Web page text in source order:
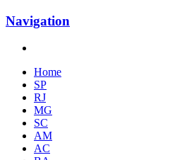
Navigation
Home
SP
RJ
MG
SC
AM
AC